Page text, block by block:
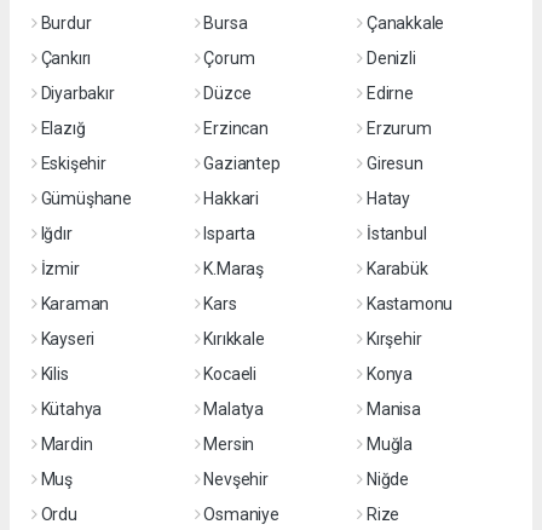
Burdur
Bursa
Çanakkale
Çankırı
Çorum
Denizli
Diyarbakır
Düzce
Edirne
Elazığ
Erzincan
Erzurum
Eskişehir
Gaziantep
Giresun
Gümüşhane
Hakkari
Hatay
Iğdır
Isparta
İstanbul
İzmir
K.Maraş
Karabük
Karaman
Kars
Kastamonu
Kayseri
Kırıkkale
Kırşehir
Kilis
Kocaeli
Konya
Kütahya
Malatya
Manisa
Mardin
Mersin
Muğla
Muş
Nevşehir
Niğde
Ordu
Osmaniye Rize